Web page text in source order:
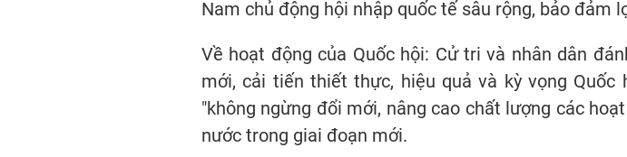
Nam chủ động hội nhập quốc tế sâu rộng, bảo đảm
Về hoạt động của Quốc hội: Cử tri và nhân dân
mới, cải tiến thiết thực, hiệu quả và kỳ vọng
"không ngừng đổi mới, nâng cao chất lượng các
nước trong giai đoạn mới.